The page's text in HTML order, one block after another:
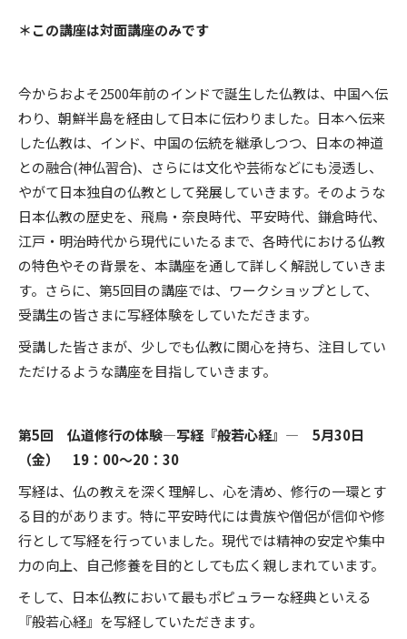
＊この講座は対面講座のみです
今からおよそ2500年前のインドで誕生した仏教は、中国へ伝
わり、朝鮮半島を経由して日本に伝わりました。日本へ伝来
した仏教は、インド、中国の伝統を継承しつつ、日本の神道
との融合(神仏習合)、さらには文化や芸術などにも浸透し、
やがて日本独自の仏教として発展していきます。そのような
日本仏教の歴史を、飛鳥・奈良時代、平安時代、鎌倉時代、
江戸・明治時代から現代にいたるまで、各時代における仏教
の特色やその背景を、本講座を通して詳しく解説していきま
す。さらに、第5回目の講座では、ワークショップとして、
受講生の皆さまに写経体験をしていただきます。
受講した皆さまが、少しでも仏教に関心を持ち、注目してい
ただけるような講座を目指していきます。
第5回 仏道修行の体験―写経『般若心経』― 5月30日
（金） 19：00～20：30
写経は、仏の教えを深く理解し、心を清め、修行の一環とす
る目的があります。特に平安時代には貴族や僧侶が信仰や修
行として写経を行っていました。現代では精神の安定や集中
力の向上、自己修養を目的としても広く親しまれています。
そして、日本仏教において最もポピュラーな経典といえる
『般若心経』を写経していただきます。